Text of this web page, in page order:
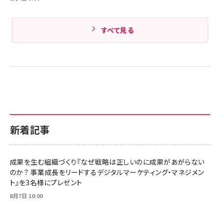
新着記事
成果を生む組織づくり『なぜ戦略は正しいのに成果があがらない
のか？ 事業成長をリードするデジタルマーケティング・マネジメン
ト』を3名様にプレゼント
8月7日 10:00
すべて見る